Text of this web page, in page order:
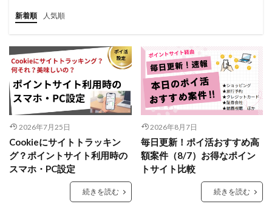
新着順 人気順
2026年7月25日
Cookieにサイトトラッキン
グ？ポイントサイト利用時の
スマホ・PC設定
続きを読む
2026年8月7日
毎日更新！ポイ活おすすめ高
額案件（8/7）お得なポイン
トサイト比較
続きを読む